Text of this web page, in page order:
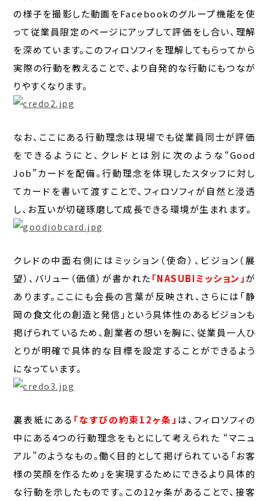
の様子を撮影した動画をFacebookのグループ機能を使
って従業員限定のページにアップして評価をし合い、理解
を深めています。このフィロソフィを理解してもらってから
実際の行動を教えることで、より自発的な行動にもつなが
りやすくなります。
なお、ここにある行動理念は現場でも従業員同士が評価
をできるようにと、クレドとは別に次のような“Good
Job”カードを配備。行動理念を体現したスタッフに対し
てカードを書いて渡すことで、フィロソフィが自然と浸透
し、お互いが切磋琢磨して成長できる環境が生まれます。
クレドの中面右側にはミッション（使命）、ビジョン（展
望）、バリュー（価値）が書かれた「NASUBIミッション」が
あります。ここにも会長の言葉が反映され、さらには「静
岡の食文化の創造と発信」という具体性のあるビジョンも
掲げられているため、創業者の想いを胸に、従業員一人ひ
とりが明確で具体的な目標を設定することができるよう
になっています。
裏表紙にある 「なすびの約束12ヶ条」 は、フィロソフィの
中にある4つの行動理念をもとにして考えられた “マニュ
アル”のようなもの。働く目的として掲げられている「お客
様の笑顔を作るため」を実現するためにできるより具体的
な行動を示したものです。この12ヶ条があることで、接客